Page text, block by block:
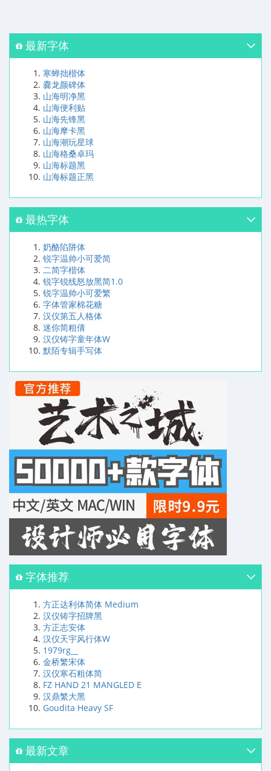
最新字体
寒蝉拙楷体
爨龙颜碑体
山海明净黑
山海便利贴
山海先锋黑
山海摩卡黑
山海潮玩星球
山海格桑卓玛
山海标题黑
山海标题正黑
最热字体
奶酪陷阱体
锐字温帅小可爱简
二简字楷体
锐字锐线怒放黑简1.0
锐字温帅小可爱繁
字体管家棉花糖
汉仪第五人格体
迷你简粗倩
汉仪铸字童年体W
默陌专辑手写体
字体推荐
方正达利体简体 Medium
汉仪铸字招牌黑
方正志安体
汉仪天宇风行体W
1979rg__
金桥繁宋体
汉仪寒石粗体简
FZ HAND 21 MANGLED E
汉鼎繁大黑
Goudita Heavy SF
最新文章